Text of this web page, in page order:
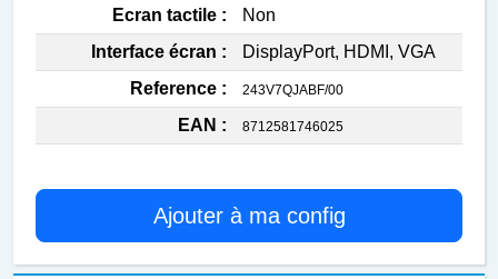
Ecran tactile :
Non
Interface écran :
DisplayPort, HDMI, VGA
Reference :
243V7QJABF/00
EAN : 8712581746025
Ajouter à ma config